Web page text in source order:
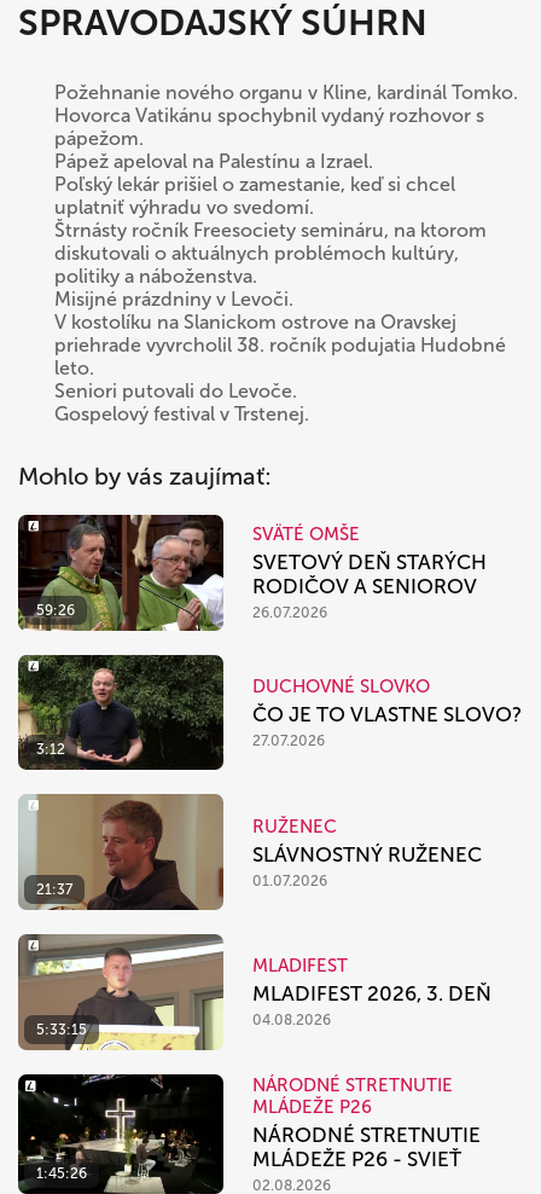
SPRAVODAJSKÝ SÚHRN
Požehnanie nového organu v Kline, kardinál Tomko.
Hovorca Vatikánu spochybnil vydaný rozhovor s
pápežom.
Pápež apeloval na Palestínu a Izrael.
Poľský lekár prišiel o zamestanie, keď si chcel
uplatniť výhradu vo svedomí.
Štrnásty ročník Freesociety semináru, na ktorom
diskutovali o aktuálnych problémoch kultúry,
politiky a náboženstva.
Misijné prázdniny v Levoči.
V kostolíku na Slanickom ostrove na Oravskej
priehrade vyvrcholil 38. ročník podujatia Hudobné
leto.
Seniori putovali do Levoče.
Gospelový festival v Trstenej.
Mohlo by vás zaujímať:
59:26
SVÄTÉ OMŠE
SVETOVÝ DEŇ STARÝCH
RODIČOV A SENIOROV
26.07.2026
3:12
DUCHOVNÉ SLOVKO
ČO JE TO VLASTNE SLOVO?
27.07.2026
21:37
RUŽENEC
SLÁVNOSTNÝ RUŽENEC
01.07.2026
5:33:15
MLADIFEST
MLADIFEST 2026, 3. DEŇ
04.08.2026
1:45:26
NÁRODNÉ STRETNUTIE
MLÁDEŽE P26
NÁRODNÉ STRETNUTIE
MLÁDEŽE P26 - SVIEŤ
02.08.2026